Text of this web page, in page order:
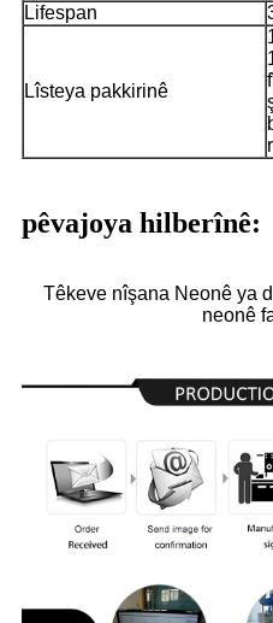
Lifespan
Lîsteya pakkirinê
pêvajoya hilberînê:
Têkeve nîşana Neonê ya
neonê